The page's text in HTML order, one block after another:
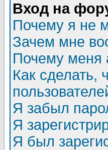
Вход на
Почему я не
Зачем мне
Почему меня
Как сделать,
Я забыл
Я
Я был